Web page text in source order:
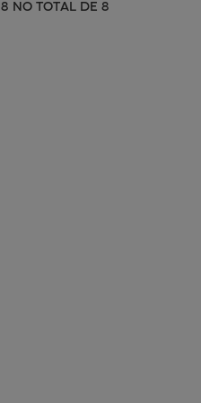
NO TOTAL DE 8